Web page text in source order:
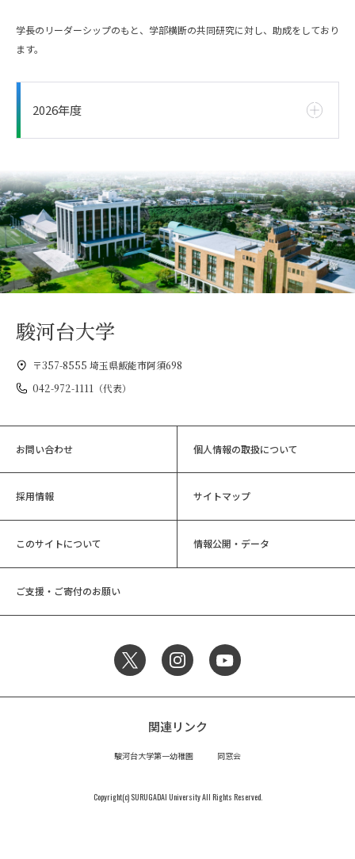
学長のリーダーシップのもと、学部横断の共同研究に対し、助成をしており
ます。
2026年度
駿河台大学
〒357-8555 埼玉県飯能市阿須698
042-972-1111（代表）
お問い合わせ 個人情報の取扱について
採用情報 サイトマップ
このサイトについて 情報公開・データ
ご支援・ご寄付のお願い
関連リンク
駿河台大学第一幼稚園 同窓会
Copyright(c) SURUGADAI University All Rights Reserved.